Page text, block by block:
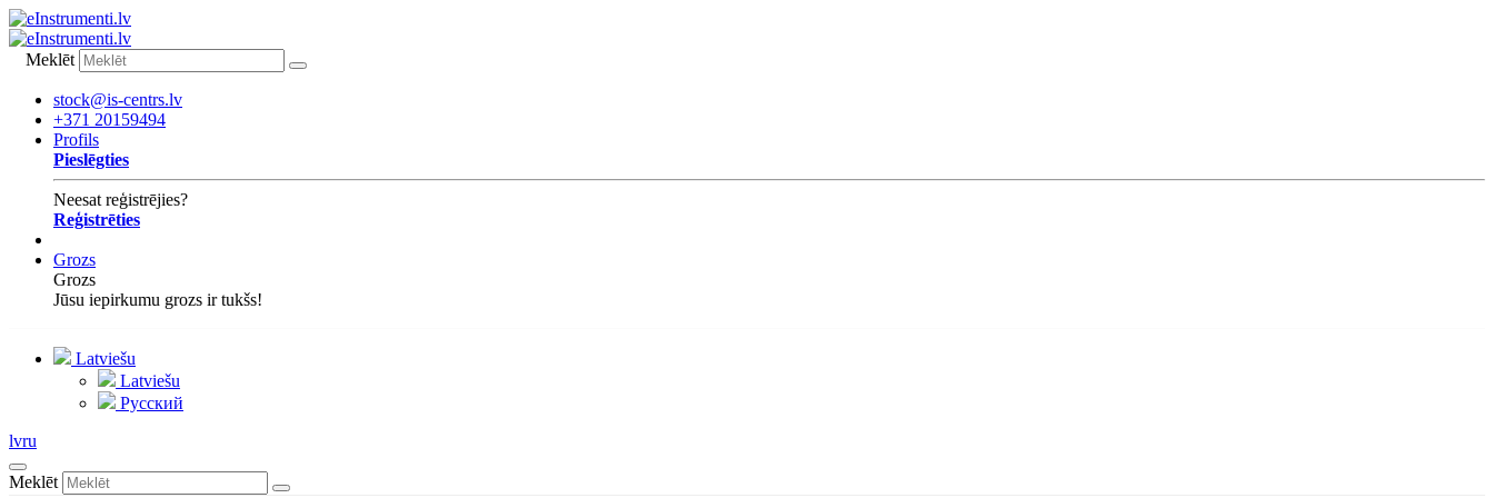
Meklēt
stock@is-centrs.lv
+371 20159494
Profils
Pieslēgties
Neesat reģistrējies?
Reģistrēties
Grozs
Grozs
Jūsu iepirkumu grozs ir tukšs!
Latviešu
Latviešu
Русский
lvru
Meklēt